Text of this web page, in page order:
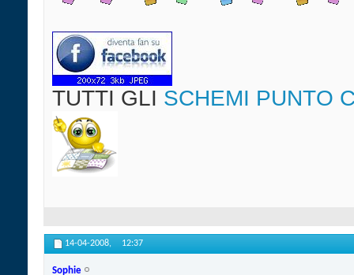
TUTTI GLI SCHEMI PUNTO
14-04-2008, 12:37
Sophie